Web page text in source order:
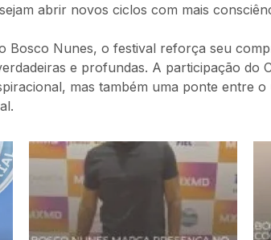
abrir novos ciclos com mais
Bosco Nunes, o festival reforça seu
e profundas. A participação do
mas também uma ponte entre